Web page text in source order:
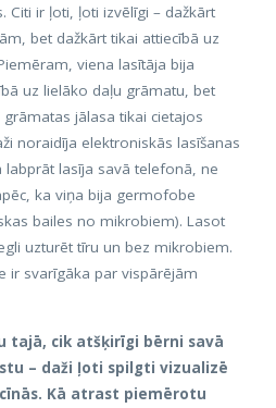
Citi ir ļoti, ļoti izvēlīgi – dažkārt
bet dažkārt tikai attiecībā uz
viena lasītāja bija
uz lielāko daļu grāmatu, bet
grāmatas jālasa tikai cietajos
noraidīja elektroniskās lasīšanas
lasīja savā telefonā, ne
ka viņa bija germofobe
bailes no mikrobiem). Lasot
uzturēt tīru un bez mikrobiem.
ir svarīgāka par vispārējām
tajā, cik atšķirīgi bērni savā
– daži ļoti spilgti vizualizē
Kā atrast piemērotu